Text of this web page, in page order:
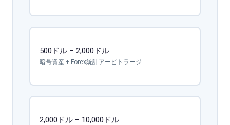
500ドル – 2,000ドル
暗号資産 + Forex統計アービトラージ
2,000ドル – 10,000ドル